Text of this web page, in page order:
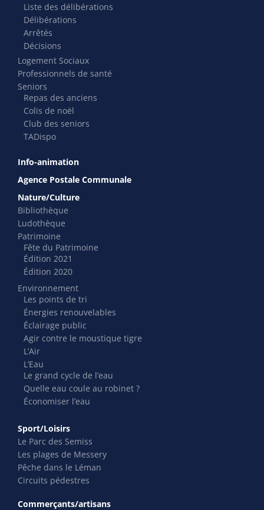
Liste des délibérations
Délibérations
Arrêtés
Décisions
Logement Sociaux
Professionnels de santé
Seniors
Repas des anciens
Colis de noël
Club des seniors
TADispo
Info-animation
Agence Postale Communale
Nature/Culture
Bibliothèque
Ludothèque
Patrimoine
Fête du Patrimoine
Édition 2021
Édition 2020
Environnement
Les points de tri
Énergies renouvelables
Éclairage public
Agir contre le moustique tigre
L’Air
L’Eau
Le grand cycle de l’eau
Quelle eau coule au robinet ?
Économiser l’eau
Sport/Loisirs
Le Parc des Semiss
Les plages de Messery
Pêche dans le Léman
Circuits pédestres
Commerçants/artisans